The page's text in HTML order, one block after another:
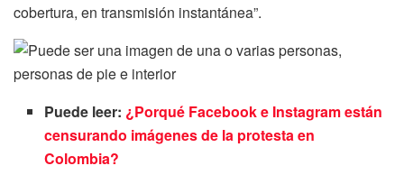
cobertura, en transmisión instantánea”.
Puede leer: ¿Porqué Facebook e Instagram están
censurando imágenes de la protesta en
Colombia?